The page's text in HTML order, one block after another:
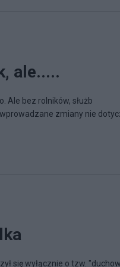
ale.....
Ale bez rolników, służb
zmiany nie
się wyłącznie o tzw.